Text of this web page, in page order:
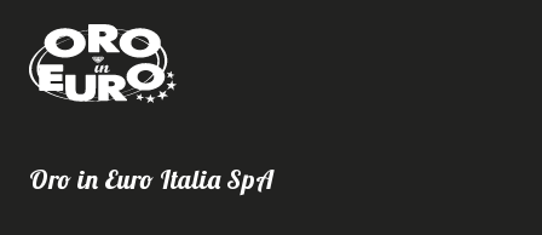
Oro in Euro Italia SpA